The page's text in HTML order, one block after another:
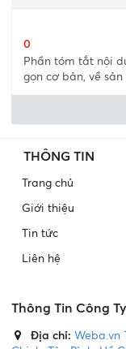
0
Phần tóm tắt nội
gọn cơ bản, về sản
THÔNG TIN
Trang chủ
Giới thiệu
Tin tức
Liên hệ
Thông Tin Công Ty
Địa chỉ:Weba.vn